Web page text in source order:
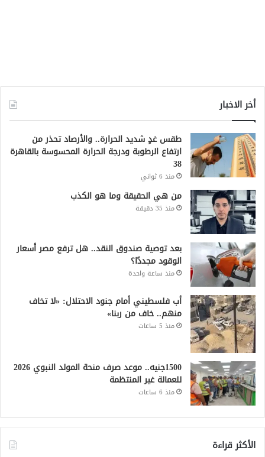
أخر الاخبار
طقس غدٍ شديد الحرارة.. والأرصاد تحذر من
ارتفاع الرطوبة ودرجة الحرارة المحسوسة بالقاهرة
38
منذ 6 ثواني
من هي الحقيقة وما هو الكذب
منذ 35 دقيقة
بعد توصية صندوق النقد.. هل ترفع مصر أسعار
الوقود مجددًا؟
منذ ساعة واحدة
أب فلسطيني أمام جنود الاحتلال: «لا تخاف
منهم.. خاف من ربنا»
منذ 5 ساعات
1500جنيه.. موعد صرف منحة المولد النبوي 2026
للعمالة غير المنتظمة
منذ 6 ساعات
الأكثر قراءة